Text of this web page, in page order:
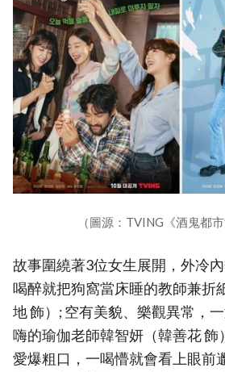
（圖源：TVING《酒鬼都市
故事圍繞著3位女生展開，外冷
喝醉就把狗窩當床睡的教師兼折
地 飾）; 空有美貌、樂觀異常，
嗨的瑜伽老師韓智妍（韓善花 飾
愛爆粗口，一喝懵就會看上眼前